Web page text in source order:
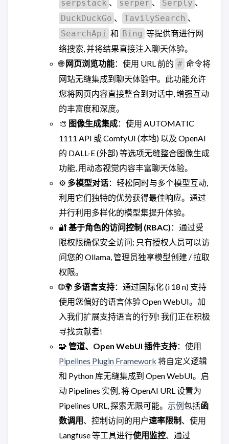
serpstack 、 serper 、 Serply 、
DuckDuckGo 、 TavilySearch 、
SearchApi 和 Bing 等提供商进行网
络搜索, 并将结果直接注入聊天体验。
🌐网页浏览功能：使用 URL 前的 # 命令将
网站无缝集成到聊天体验中。此功能允许
您将网页内容直接整合到对话中, 增强互动
的丰富度和深度。
🎨 图像生成集成：使用 AUTOMATIC
1111 API 或 ComfyUI (本地) 以及 OpenAI
的 DALL-E (外部) 等选项无缝整合图像生成
功能, 用动态视觉内容丰富聊天体验。
⚙️ 多模型对话：轻松同时与多个模型互动,
利用它们独特的优势获得最佳响应。通过
并行利用多样化的模型集提升体验。
🔐 基于角色的访问控制 (RBAC) ：通过受
限权限确保安全访问; 只有授权人员可以访
问您的 Ollama, 管理员独享模型创建 / 拉取
权限。
🌐🌍 多语言支持：通过国际化 (i 18 n) 支持
使用您偏好的语言体验 Open WebUI。加
入我们扩展支持语言的行列! 我们正在积极
寻找贡献者!
🧩 管道、Open WebUI 插件支持：使用
Pipelines Plugin Framework 将自定义逻辑
和 Python 库无缝集成到 Open WebUI。启
动 Pipelines 实例, 将 OpenAI URL 设置为
Pipelines URL, 探索无限可能。 示例包括函
数调用、控制访问的用户速率限制 、使用
Langfuse 等工具进行使用监控、通过